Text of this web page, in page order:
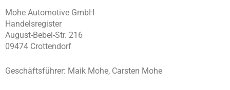
Mohe Automotive GmbH
Handelsregister
August-Bebel-Str. 216
09474 Crottendorf
Geschäftsführer: Maik Mohe, Carsten Mohe